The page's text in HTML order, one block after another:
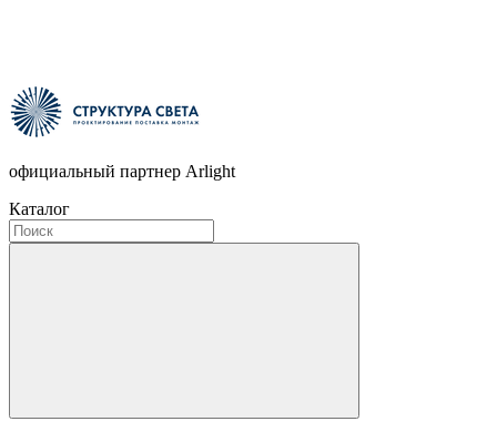
официальный партнер Arlight
Каталог